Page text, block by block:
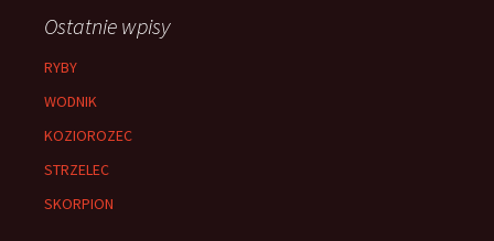
Ostatnie wpisy
RYBY
WODNIK
KOZIOROZEC
STRZELEC
SKORPION